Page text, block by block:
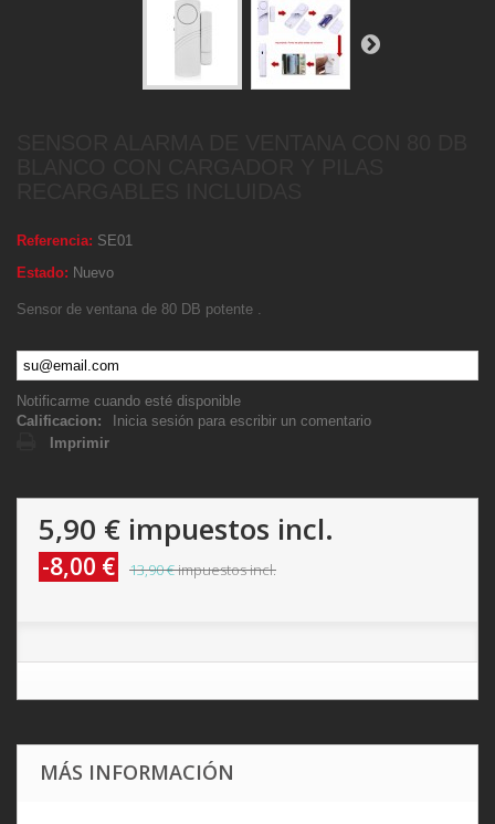
Referencia: SE01
Estado: Nuevo
Sensor de ventana de 80 DB potente .
Notificarme cuando esté disponible
Calificacion:
Inicia sesión para escribir un comentario
Imprimir
5,90 € impuestos incl.
-8,00 € 13,90 €impuestos incl.
MÁS INFORMACIÓN